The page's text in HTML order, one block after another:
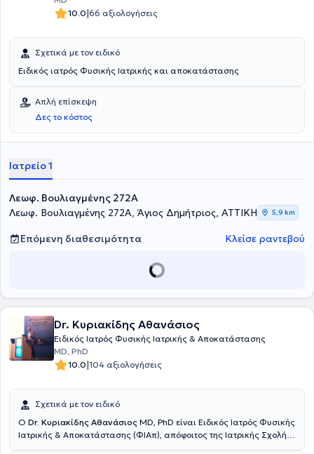
10.0|66 αξιολογήσεις
Σχετικά με τον ειδικό
Ειδικός ιατρός Φυσικής Ιατρικής και αποκατάστασης
Απλή επίσκεψη
Δες το κόστος
Ιατρείο 1
Λεωφ. Βουλιαγμένης 272A
Λεωφ. Βουλιαγμένης 272A, Άγιος Δημήτριος, ΑΤΤΙΚΗ
5,9 km
Επόμενη διαθεσιμότητα Κλείσε ραντεβού
Dr. Κυριακίδης Αθανάσιος
Ειδικός Ιατρός Φυσικής Ιατρικής & Αποκατάστασης
MD, PhD
10.0|104 αξιολογήσεις
Σχετικά με τον ειδικό
Ο Dr. Κυριακίδης Αθανάσιος MD, PhD είναι Ειδικός Ιατρός Φυσικής
Ιατρικής & Αποκατάστασης (ΦΙΑπ), απόφοιτος της Ιατρικής Σχολής